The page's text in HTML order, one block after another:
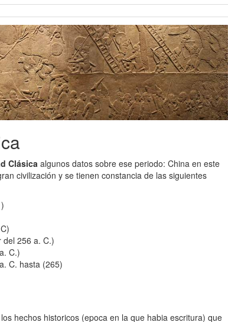
Clásica algunos datos sobre ese periodo: China en este
civilización y se tienen constancia de las siguientes
del 256 a. C.)
C.)
C. hasta (265)
hechos historicos (epoca en la que habia escritura) que